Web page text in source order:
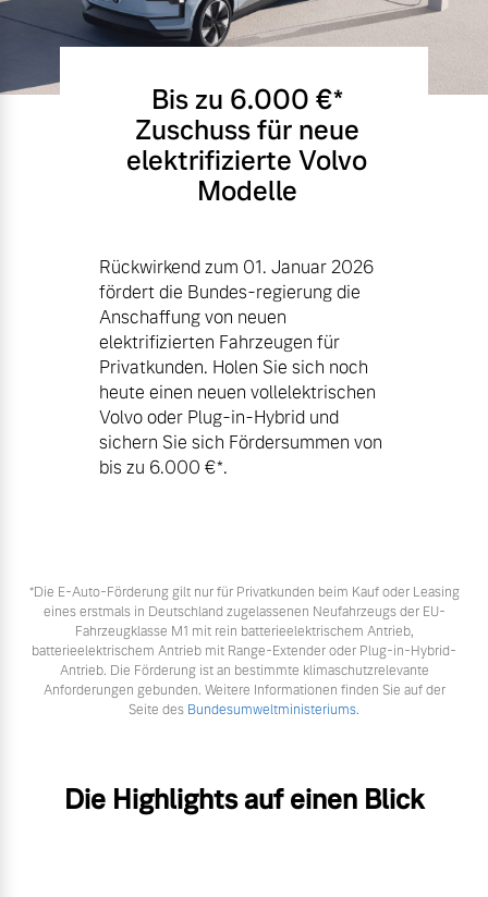
Bis zu 6.000 €⁠*
Zuschuss für neue
elektrifizierte Volvo
Modelle
Rückwirkend zum 01. Januar 2026
fördert die Bundes-regierung die
Anschaffung von neuen
elektrifizierten Fahrzeugen für
Privatkunden. Holen Sie sich noch
heute einen neuen vollelektrischen
Volvo oder Plug-in-Hybrid und
sichern Sie sich Fördersummen von
bis zu 6.000 €⁠*.
*Die E‑Auto-Förderung gilt nur für Privatkunden beim Kauf oder Leasing
eines erstmals in Deutschland zugelassenen Neufahrzeugs der EU-
Fahrzeugklasse M1 mit rein batterieelektrischem Antrieb,
batterieelektrischem Antrieb mit Range-Extender oder Plug-in-Hybrid-
Antrieb. Die Förderung ist an bestimmte klimaschutzrelevante
Anforderungen gebunden. Weitere Informationen finden Sie auf der
Seite des Bundesumweltministeriums.
Die Highlights auf einen Blick